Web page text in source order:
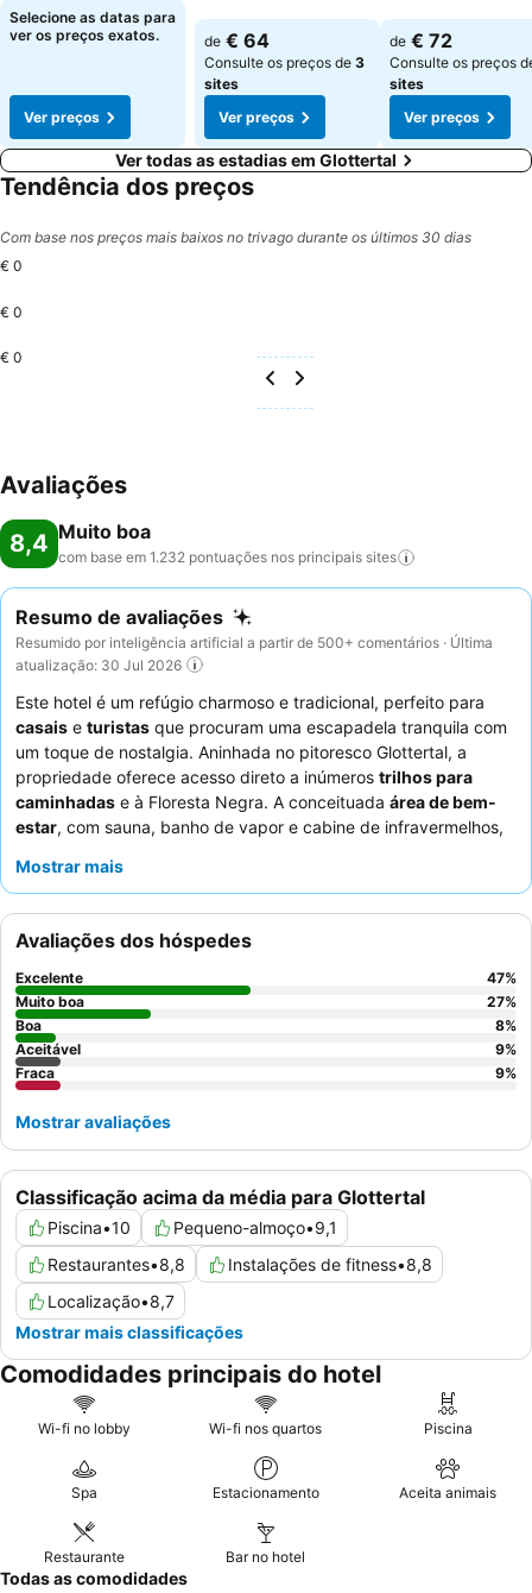
Selecione as datas para
ver os preços exatos.
Ver preços
de € 64
Consulte os preços de 3
sites
Ver preços
de € 72
Consulte os preços
sites
Ver preços
Ver todas as estadias em Glottertal
Tendência dos preços
Com base nos preços mais baixos no trivago durante os últimos 30 dias
€ 0
€ 0
€ 0
Avaliações
8,4 Muito boa
com base em 1.232 pontuações nos principais sites
Resumo de avaliações
Resumido por inteligência artificial a partir de 500+ comentários · Última
atualização: 30 Jul 2026
Este hotel é um refúgio charmoso e tradicional, perfeito para
casais e turistas que procuram uma escapadela tranquila com
um toque de nostalgia. Aninhada no pitoresco Glottertal, a
propriedade oferece acesso direto a inúmeros trilhos para
caminhadas e à Floresta Negra. A conceituada área de bem-
estar, com sauna, banho de vapor e cabine de infravermelhos,
exploração. Os hóspedes elogiam consistentemente a simpatia
especialmente o extenso
produtos locais, são um destaque. Para uma experiência
verdadeiramente serena, considere pedir um quarto virado para
o tranquilo jardim.
Mostrar mais
Classificação acima da média para Glottertal
Piscina•10 Pequeno-almoço•9,1
Restaurantes•8,8 Instalações de fitness•8,8
Localização•8,7
Mostrar mais classificações
Avaliações dos hóspedes
Excelente 47%
Muito boa
27%
Boa
8%
Aceitável
9%
Fraca
9%
Mostrar avaliações
Comodidades principais do hotel
Wi-fi no lobby Wi-fi nos quartos Piscina
Spa Estacionamento Aceita animais
Restaurante Bar no hotel
Todas as comodidades